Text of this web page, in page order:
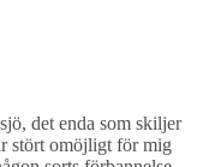
det enda som skiljer
stört omöjligt för mig